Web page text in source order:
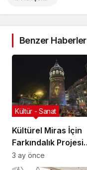
Benzer Haberler
Kültürel Miras İçin
Farkındalık Projesi
Başlıyor
Kültür - Sanat
3 ay önce